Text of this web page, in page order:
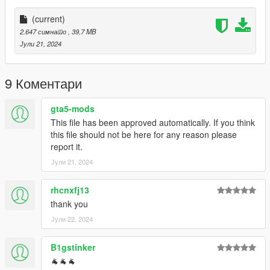
(current)
2.647 симнато , 39,7 MB
Јули 21, 2024
9 Коментари
gta5-mods
This file has been approved automatically. If you think
this file should not be here for any reason please
report it.
Јули 21, 2024
rhcnxfj13
thank you
Јули 22, 2024
B1gstinker
🐐🐐🐐